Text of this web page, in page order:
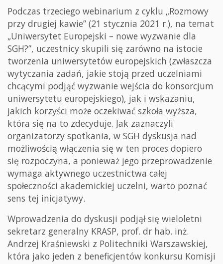
Podczas trzeciego webinarium z cyklu „Rozmowy
przy drugiej kawie” (21 stycznia 2021 r.), na temat
„Uniwersytet Europejski – nowe wyzwanie dla
SGH?”, uczestnicy skupili się zarówno na istocie
tworzenia uniwersytetów europejskich (zwłaszcza
wytyczania zadań, jakie stoją przed uczelniami
chcącymi podjąć wyzwanie wejścia do konsorcjum
uniwersytetu europejskiego), jak i wskazaniu,
jakich korzyści może oczekiwać szkoła wyższa,
która się na to zdecyduje. Jak zaznaczyli
organizatorzy spotkania, w SGH dyskusja nad
możliwością włączenia się w ten proces dopiero
się rozpoczyna, a ponieważ jego przeprowadzenie
wymaga aktywnego uczestnictwa całej
społeczności akademickiej uczelni, warto poznać
sens tej inicjatywy.
Wprowadzenia do dyskusji podjął się wieloletni
sekretarz generalny KRASP, prof. dr hab. inż.
Andrzej Kraśniewski z Politechniki Warszawskiej,
która jako jeden z beneficjentów konkursu Komisji